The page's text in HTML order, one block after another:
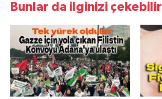
Bunlar da ilginizi çekebilir